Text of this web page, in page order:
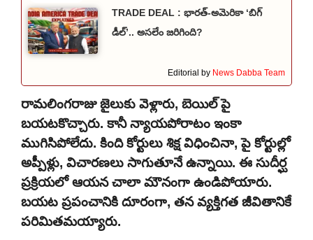
TRADE DEAL : భారత్-అమెరికా ‘బిగ్
డీల్’.. అసలేం జరిగింది?
Editorial by News Dabba Team
రామలింగరాజు జైలుకు వెళ్లారు, బెయిల్ పై
బయటకొచ్చారు. కానీ న్యాయపోరాటం ఇంకా
ముగిసిపోలేదు. కింది కోర్టులు శిక్ష విధించినా, పై కోర్టుల్లో
అప్పీళ్లు, విచారణలు సాగుతూనే ఉన్నాయి. ఈ సుదీర్ఘ
ప్రక్రియలో ఆయన చాలా మౌనంగా ఉండిపోయారు.
బయట ప్రపంచానికి దూరంగా, తన వ్యక్తిగత జీవితానికే
పరిమితమయ్యారు.